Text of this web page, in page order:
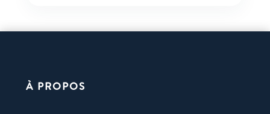
À PROPOS